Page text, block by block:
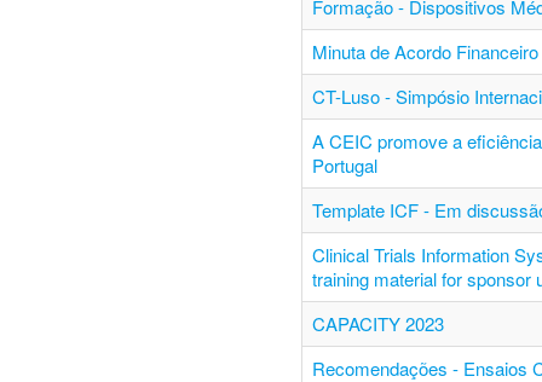
Formação - Dispositivos
Minuta de Acordo
CT-Luso - Simpósio
A CEIC promove a
Portugal
Template ICF - Em
Clinical Trials Information
training material for sponsor
CAPACITY 2023
Recomendações - Ensaios